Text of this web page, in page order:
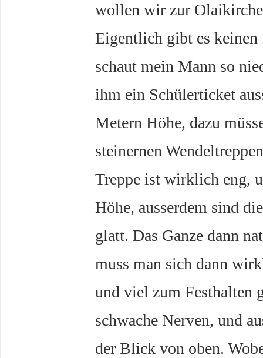
wollen wir zur
Eigentlich gibt es keinen
schaut mein Mann so
ihm ein Schülerticket
Metern Höhe, dazu
steinernen
Treppe ist wirklich eng,
Höhe, ausserdem sind
glatt. Das Ganze dann
muss man sich dann
und viel zum Festhalten
schwache Nerven, und
der Blick von oben.